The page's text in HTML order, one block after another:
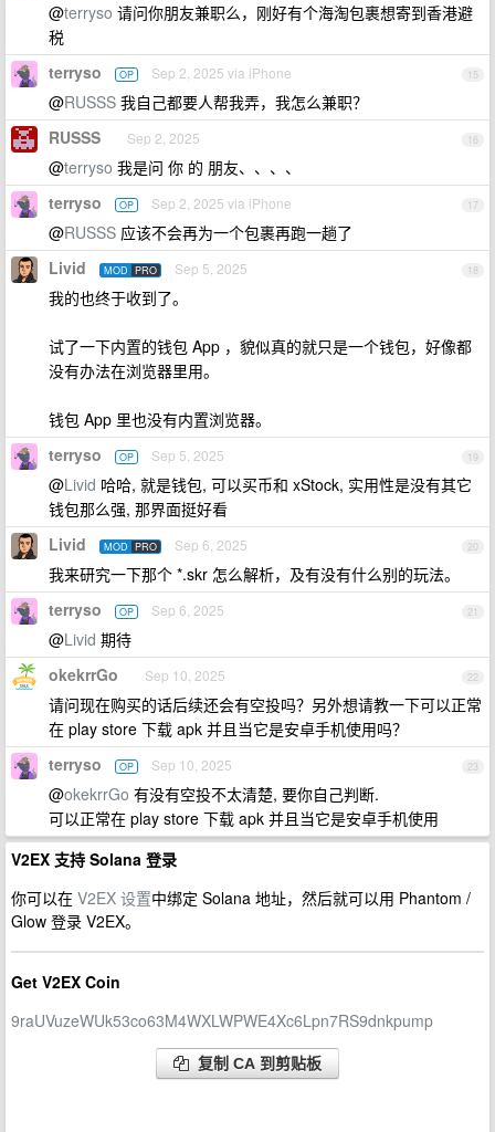
@terryso 请问你朋友兼职么，刚好有个海淘包裹想寄到香港避
税
15
terryso OP Sep 2, 2025 via iPhone
@RUSSS 我自己都要人帮我弄，我怎么兼职？
16
RUSSS Sep 2, 2025
@terryso 我是问 你 的 朋友、、、、
17
terryso OP Sep 2, 2025 via iPhone
@RUSSS 应该不会再为一个包裹再跑一趟了
18
Livid MOD PRO Sep 5, 2025
我的也终于收到了。
试了一下内置的钱包 App ，貌似真的就只是一个钱包，好像都
没有办法在浏览器里用。
钱包 App 里也没有内置浏览器。
19
terryso OP Sep 5, 2025
@Livid 哈哈, 就是钱包, 可以买币和 xStock, 实用性是没有其它
钱包那么强, 那界面挺好看
20
Livid MOD PRO Sep 6, 2025
我来研究一下那个 *.skr 怎么解析，及有没有什么别的玩法。
21
terryso OP Sep 6, 2025
@Livid 期待
22
okekrrGo Sep 10, 2025
请问现在购买的话后续还会有空投吗？另外想请教一下可以正常
在 play store 下载 apk 并且当它是安卓手机使用吗？
23
terryso OP Sep 10, 2025
@okekrrGo 有没有空投不太清楚, 要你自己判断.
可以正常在 play store 下载 apk 并且当它是安卓手机使用
V2EX 支持 Solana 登录
你可以在 V2EX 设置中绑定 Solana 地址，然后就可以用 Phantom /
Glow 登录 V2EX。
Get V2EX Coin
9raUVuzeWUk53co63M4WXLWPWE4Xc6Lpn7RS9dnkpump
复制 CA 到剪贴板